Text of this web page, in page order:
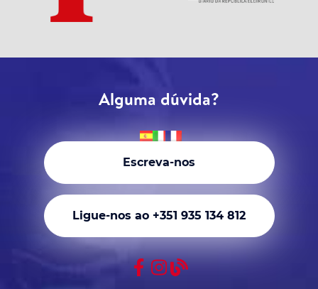
Alguma dúvida?
Escreva-nos
Ligue-nos ao +351 935 134 812